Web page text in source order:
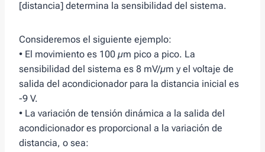
[distancia] determina la sensibilidad del sistema.
Consideremos el siguiente ejemplo:
• El movimiento es 100 µm pico a pico. La
sensibilidad del sistema es 8 mV/µm y el voltaje de
salida del acondicionador para la distancia inicial es
-9 V.
• La variación de tensión dinámica a la salida del
acondicionador es proporcional a la variación de
distancia, o sea: